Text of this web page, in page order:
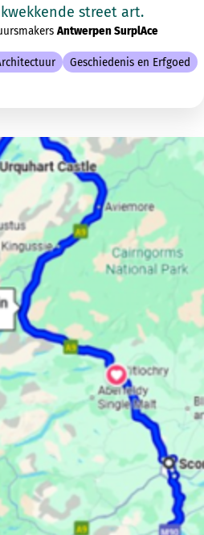
street art.
Antwerpen SurplAce
Geschiedenis en Erfgoed